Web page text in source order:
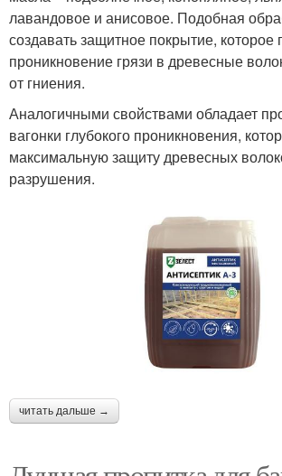
лавандовое и анисовое. Подобная
создавать защитное покрытие,
проникновение грязи в древесные
от гниения.
Аналогичными свойствами обладает
вагонки глубокого проникновения,
максимальную защиту древесных
разрушения.
читать дальше →